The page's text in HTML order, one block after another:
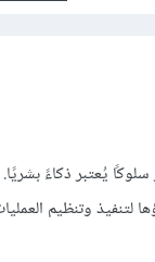
يُعتبر ذكاءً بشريًا.
وتنظيم